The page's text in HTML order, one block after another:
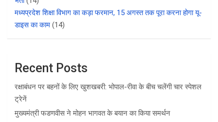
मध्यप्रदेश शिक्षा विभाग का कड़ा फरमान, 15 अगस्त तक पूरा करना होगा यू-
डाइस का काम (14)
Recent Posts
रक्षाबंधन पर बहनों के लिए खुशखबरी: भोपाल-रीवा के बीच चलेंगी चार स्पेशल
ट्रेनें
मुख्यमंत्री फडणवीस ने मोहन भागवत के बयान का किया समर्थन